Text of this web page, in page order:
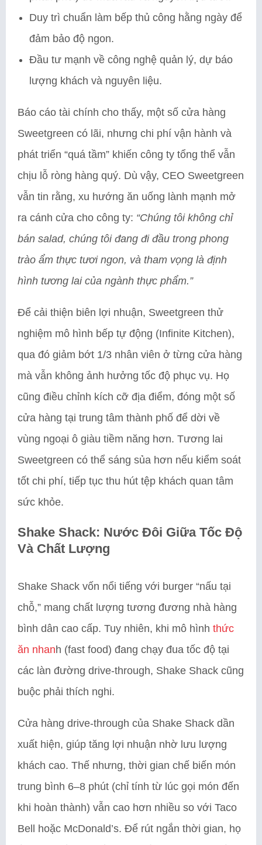
Duy trì chuẩn làm bếp thủ công hằng ngày để
đảm bảo độ ngon.
Đầu tư mạnh về công nghệ quản lý, dự báo
lượng khách và nguyên liệu.
Báo cáo tài chính cho thấy, một số cửa hàng
Sweetgreen có lãi, nhưng chi phí vận hành và
phát triển “quá tầm” khiến công ty tổng thể vẫn
chịu lỗ ròng hàng quý. Dù vậy, CEO Sweetgreen
vẫn tin rằng, xu hướng ăn uống lành mạnh mở
ra cánh cửa cho công ty: “Chúng tôi không chỉ
bán salad, chúng tôi đang đi đầu trong phong
trào ẩm thực tươi ngon, và tham vọng là định
hình tương lai của ngành thực phẩm.”
Để cải thiện biên lợi nhuận, Sweetgreen thử
nghiệm mô hình bếp tự động (Infinite Kitchen),
qua đó giảm bớt 1/3 nhân viên ở từng cửa hàng
mà vẫn không ảnh hưởng tốc độ phục vụ. Họ
cũng điều chỉnh kích cỡ địa điểm, đóng một số
cửa hàng tại trung tâm thành phố để dời về
vùng ngoại ô giàu tiềm năng hơn. Tương lai
Sweetgreen có thể sáng sủa hơn nếu kiểm soát
tốt chi phí, tiếp tục thu hút tệp khách quan tâm
sức khỏe.
Shake Shack: Nước Đôi Giữa Tốc Độ
Và Chất Lượng
Shake Shack vốn nổi tiếng với burger “nấu tại
chỗ,” mang chất lượng tương đương nhà hàng
bình dân cao cấp. Tuy nhiên, khi mô hình thức
ăn nhanh (fast food) đang chạy đua tốc độ tại
các làn đường drive-through, Shake Shack cũng
buộc phải thích nghi.
Cửa hàng drive-through của Shake Shack dần
xuất hiện, giúp tăng lợi nhuận nhờ lưu lượng
khách cao. Thế nhưng, thời gian chế biến món
trung bình 6–8 phút (chỉ tính từ lúc gọi món đến
khi hoàn thành) vẫn cao hơn nhiều so với Taco
Bell hoặc McDonald’s. Để rút ngắn thời gian, họ